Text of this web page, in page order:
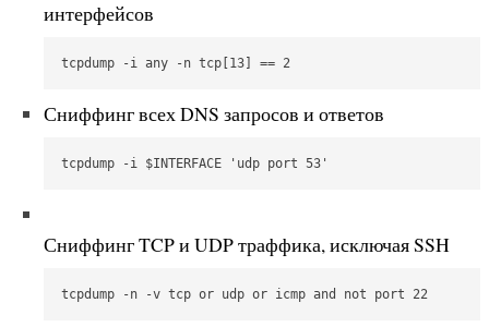
интерфейсов
tcpdump -i any -n tcp[13] == 2
Сниффинг всех DNS запросов и ответов
tcpdump -i $INTERFACE 'udp port 53'
Сниффинг TCP и UDP траффика, исключая SSH
tcpdump -n -v tcp or udp or icmp and not port 22